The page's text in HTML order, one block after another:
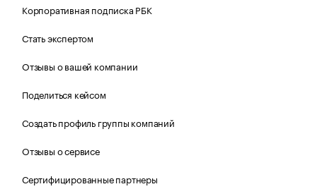
Корпоративная подписка РБК
Стать экспертом
Отзывы о вашей компании
Поделиться кейсом
Создать профиль группы компаний
Отзывы о сервисе
Сертифицированные партнеры